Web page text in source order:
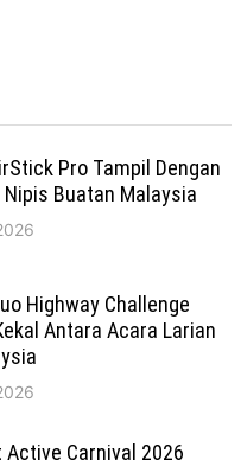
Pro Tampil Dengan
Nipis Buatan Malaysia
Highway Challenge
Antara Acara Larian
Active Carnival 2026